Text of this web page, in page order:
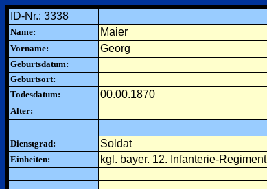
ID-Nr.: 3338
Name: Maier
Vorname: Georg
Geburtsdatum:
Geburtsort:
Todesdatum:
00.00.1870
Alter:
Dienstgrad: Soldat
Einheiten: kgl. bayer. 12. Infanterie-Regiment